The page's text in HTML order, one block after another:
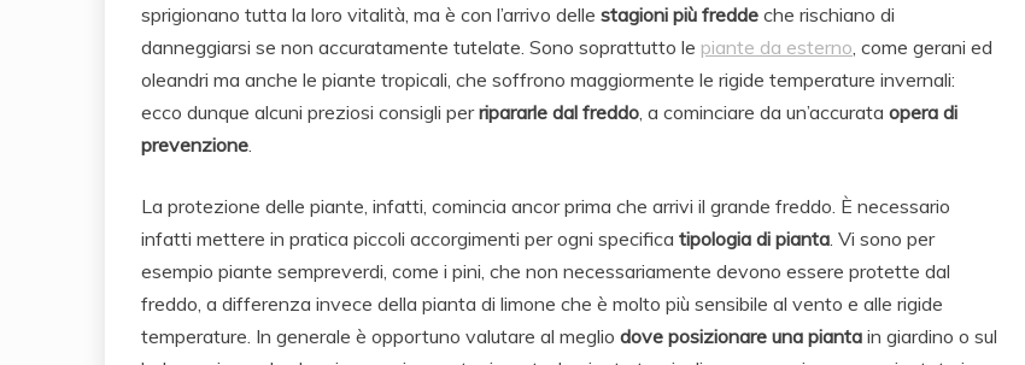
sprigionano tutta la loro vitalità, ma è con l’arrivo delle stagioni più fredde che rischiano di
danneggiarsi se non accuratamente tutelate. Sono soprattutto le piante da esterno , come gerani ed
oleandri ma anche le piante tropicali, che soffrono maggiormente le rigide temperature invernali:
ecco dunque alcuni preziosi consigli perripararle dal freddo , a cominciare da un’accurata opera di
prevenzione
La protezione delle piante, infatti, comincia ancor prima che arrivi il grande freddo. È necessario
infatti mettere in pratica piccoli accorgimenti per ogni specifica tipologia di pianta . Vi sono per
esempio piante sempreverdi, come i pini, che non necessariamente devono essere protette dal
freddo, a differenza invece della pianta di limone che è molto più sensibile al vento e alle rigide
temperature. In generale è opportuno valutare al meglio dove posizionare una pianta in giardino o sul